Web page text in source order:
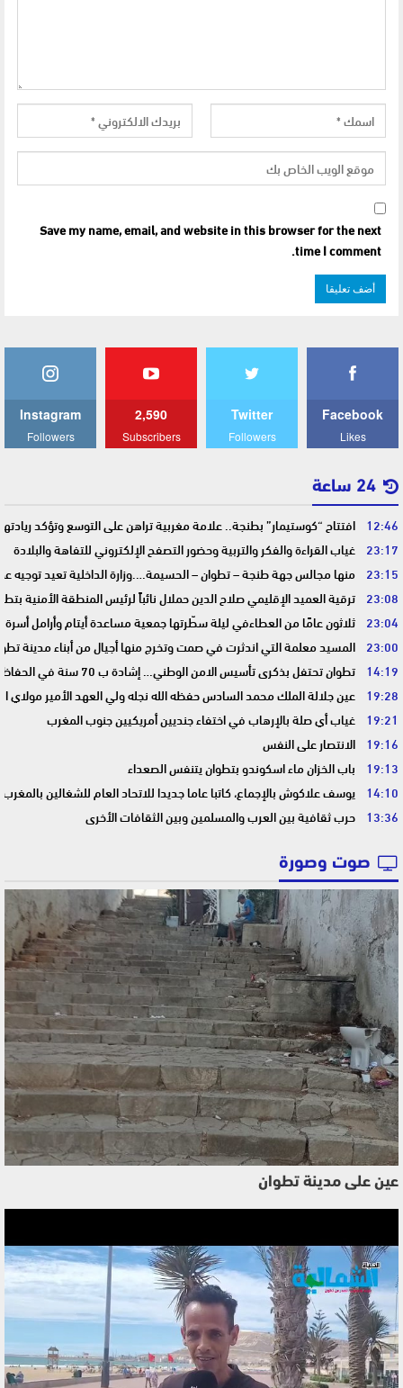
Save my name, email, and website in this browser for the next
time I comment.
Facebook
Likes
Twitter
Followers
2,590
Subscribers
Instagram
Followers
12:46 افتتاح “كوستيمار” بطنجة.. علامة مغربية تراهن على التوسع وتؤكد
23:17 غياب القراءة والفكر والتربية وحضور التصفح الإلكتروني للتفاهة والبلادة
23:15 منها مجالس جهة طنجة – تطوان – الحسيمة….وزارة الداخلية تعيد توجيه
23:08 ترقية العميد الإقليمي صلاح الدين حملال نائباً لرئيس المنطقة الأمنية
23:04 ثلاثون عامًا من العطاءفي ليلة سطّرتها جمعية مساعدة أيتام وأرامل
23:00 المسيد معلمة التي اندثرت في صمت وتخرج منها أجيال من أبناء مدينة
14:19 تطوان تحتفل بذكرى تأسيس الامن الوطني… إشادة ب 70 سنة في الحفاظ على استقرار الوطن وضمان أمن المواطنين
19:28 عين جلالة الملك محمد السادس حفظه الله نجله ولي العهد الأمير
19:21 غياب أي صلة بالإرهاب في اختفاء جنديين أمريكيين جنوب المغرب
19:16 الانتصار على النفس
19:13 باب الخزان ماء اسكوندو بتطوان يتنفس الصعداء
14:10 يوسف علاكوش بالإجماع، كاتبا عاما جديدا للاتحاد العام للشغالين بالمغرب
13:36 حرب ثقافية بين العرب والمسلمين وبين الثقافات الأخرى
صوت وصورة
عين على مدينة تطوان